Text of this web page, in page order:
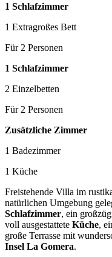
1 Schlafzimmer
1 Extragroßes Bett
Für 2 Personen
1 Schlafzimmer
2 Einzelbetten
Für 2 Personen
Zusätzliche Zimmer
1 Badezimmer
1 Küche
Freistehende Villa im
natürlichen Umgebung
Schlafzimmer, ein
voll ausgestattete Küche,
große Terrasse mit
Insel La Gomera.